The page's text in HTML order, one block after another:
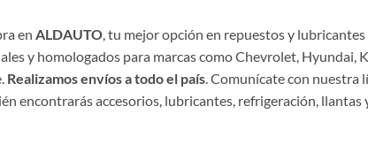
en ALDAUTO, tu mejor opción en repuestos y
y homologados para marcas como Chevrolet, Hyundai,
Realizamos envíos a todo el país. Comunícate con nuestra
encontrarás accesorios, lubricantes, refrigeración, llantas